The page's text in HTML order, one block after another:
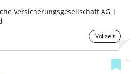
Versicherungsgesellschaft AG |
Vollzeit